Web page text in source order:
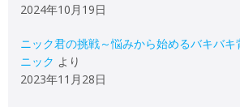
2024年10月19日
ニック君の挑戦～悩みから始めるバキバキ
ニック より
2023年11月28日